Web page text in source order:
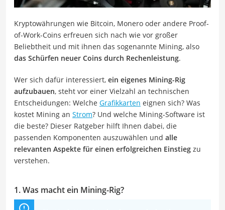
Kryptowährungen wie Bitcoin, Monero oder andere Proof-
of-Work-Coins erfreuen sich nach wie vor großer
Beliebtheit und mit ihnen das sogenannte Mining, also
das Schürfen neuer Coins durch Rechenleistung.
Wer sich dafür interessiert, ein eigenes Mining-Rig
aufzubauen, steht vor einer Vielzahl an technischen
Entscheidungen: Welche Grafikkarten eignen sich? Was
kostet Mining an Strom? Und welche Mining-Software ist
die beste? Dieser Ratgeber hilft Ihnen dabei, die
passenden Komponenten auszuwählen und alle
relevanten Aspekte für einen erfolgreichen Einstieg zu
verstehen.
1. Was macht ein Mining-Rig?